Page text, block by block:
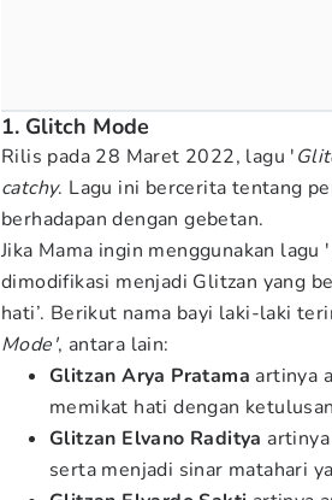
1. Glitch Mode
Rilis pada 28 Maret 2022, lagu '
catchy. Lagu ini bercerita tentang
berhadapan dengan gebetan.
Jika Mama ingin menggunakan lagu '
dimodifikasi menjadi Glitzan yang
hati’. Berikut nama bayi laki-laki
Mode', antara lain:
Glitzan Arya Pratama artinya
memikat hati dengan
Glitzan Elvano Raditya
serta menjadi sinar matahari